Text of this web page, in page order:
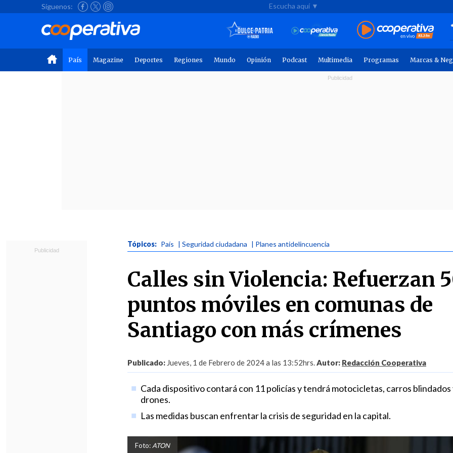
Síguenos: Escucha aquí ▼
País Magazine Deportes Regiones Mundo Opinión Podcast Multimedia Programas Marcas &
Tópicos: País | Seguridad ciudadana | Planes antidelincuencia
Calles sin Violencia: Refuerzan
puntos móviles en comunas de
Santiago con más crímenes
Publicado: Jueves, 1 de Febrero de 2024 a las 13:52hrs.Autor: Redacción Cooperativa
Cada dispositivo contará con 11 policías y tendrá motocicletas, carros blindados
drones.
Las medidas buscan enfrentar la crisis de seguridad en la capital.
Foto: ATON